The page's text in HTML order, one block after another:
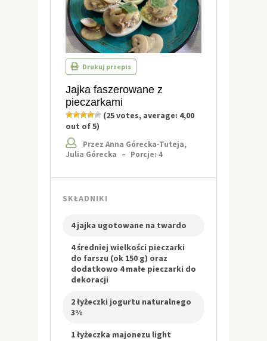
Drukuj przepis
Jajka faszerowane z
pieczarkami
(25votes, average: 4,00
out of 5)
Przez Anna Górecka-Tuteja,
Julia Górecka – Porcje: 4
SKŁADNIKI
4 jajka ugotowane na twardo
4 średniej wielkości pieczarki
do farszu (ok 150 g) oraz
dodatkowo 4 małe pieczarki do
dekoracji
2 łyżeczki jogurtu naturalnego
3%
1 łyżeczka majonezu light